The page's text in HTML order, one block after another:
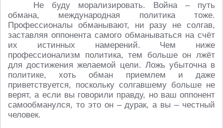
Не буду морализировать. Война – путь
обмана, международная политика тоже.
Профессионалы обманывают, ни разу не солгав,
заставляя оппонента самого обманываться на счёт
их истинных намерений. Чем ниже
профессионализм политика, тем больше он лжёт
для достижения желаемой цели. Ложь убыточна в
политике, хоть обман приемлем и даже
приветствуется, поскольку солгавшему больше не
верят, а если вы говорили правду, но ваш оппонент
самообманулся, то это он – дурак, а вы – честный
человек.